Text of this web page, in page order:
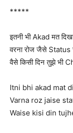
*****
इतनी ‪भी Akad मत
वरना रोज जैसे ‪Status
वैसे किसी दिन तुझे ‪भी
Itni ‪bhi akad mat
Varna roz jaise
Waise kisi din